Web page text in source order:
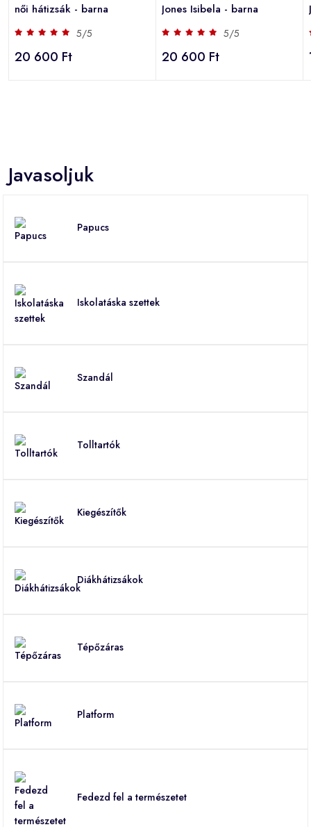
női hátizsák - barna
5/5
20 600 Ft
Jones Isibela - barna
5/5
20 600 Ft
Javasoljuk
Papucs
Iskolatáska szettek
Szandál
Tolltartók
Kiegészítők
Diákhátizsákok
Tépőzáras
Platform
Fedezd fel a természetet